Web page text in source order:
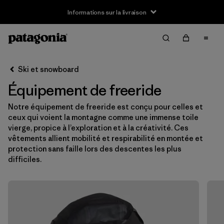
Informations sur la livraison
Ski et snowboard
Équipement de freeride
Notre équipement de freeride est conçu pour celles et
ceux qui voient la montagne comme une immense toile
vierge, propice à l’exploration et à la créativité. Ces
vêtements allient mobilité et respirabilité en montée et
protection sans faille lors des descentes les plus
difficiles.